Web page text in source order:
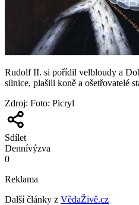
Rudolf II. si pořídil velbloudy a
silnice, plašili koně a ošetřovatelé
Zdroj: Foto: Picryl
Sdílet
Dennívýzva
0
Reklama
Další články z VědaŽivě.cz